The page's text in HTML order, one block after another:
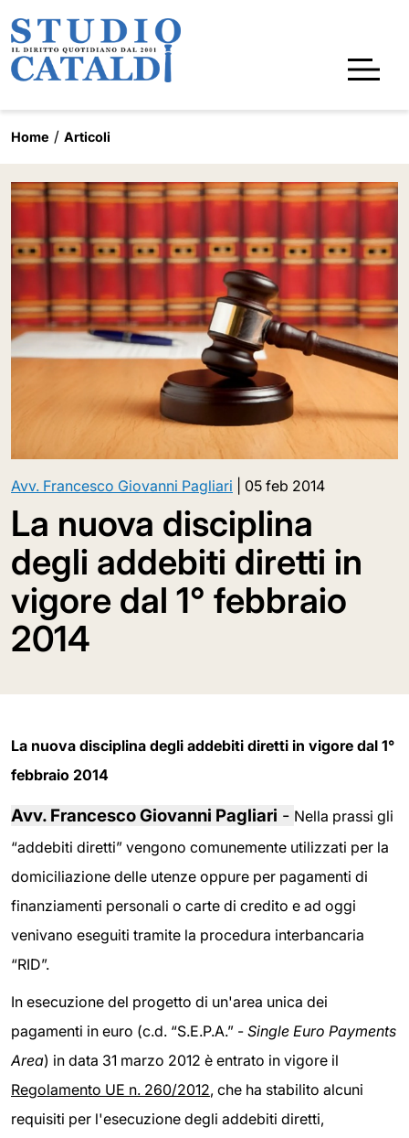
Home Articoli
Avv. Francesco Giovanni Pagliari 05 feb 2014
La nuova disciplina
degli addebiti diretti in
vigore dal 1° febbraio
2014
La nuova disciplina degli addebiti diretti in vigore dal 1°
febbraio 2014
Avv. Francesco Giovanni Pagliari - Nella prassi gli
“addebiti diretti” vengono comunemente utilizzati per la
domiciliazione delle utenze oppure per pagamenti di
finanziamenti personali o carte di credito e ad oggi
venivano eseguiti tramite la procedura interbancaria
“RID”.
In esecuzione del progetto di un'area unica dei
pagamenti in euro (c.d. “S.E.P.A.” - Single Euro Payments
Area) in data 31 marzo 2012 è entrato in vigore il
Regolamento UE n. 260/2012, che ha stabilito alcuni
requisiti per l'esecuzione degli addebiti diretti,